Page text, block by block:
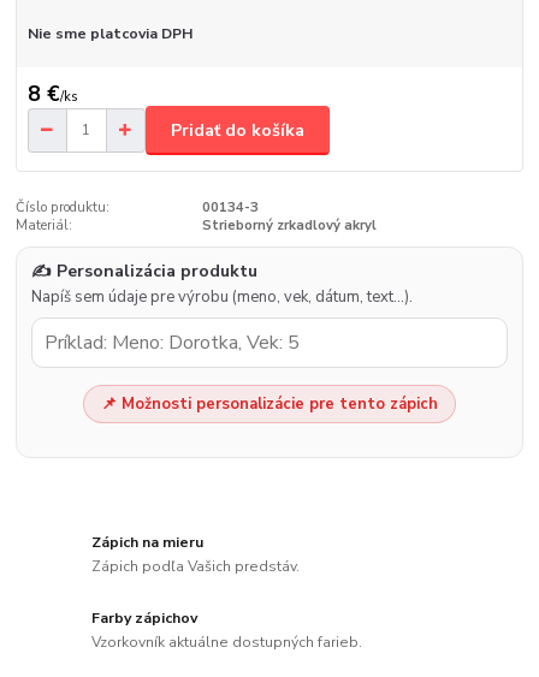
Nie sme platcovia DPH
8 €/ks
Pridať do košíka
Číslo produktu:
00134-3
Materiál:
Strieborný zrkadlový akryl
✍️ Personalizácia produktu
Napíš sem údaje pre výrobu (meno, vek, dátum, text…).
📌 Možnosti personalizácie pre tento zápich
Zápich na mieru
Zápich podľa Vašich predstáv.
Farby zápichov
Vzorkovník aktuálne dostupných farieb.